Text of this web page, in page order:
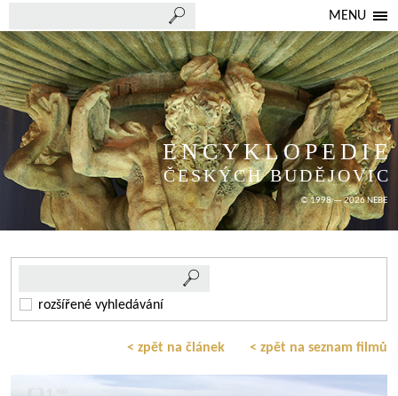
MENU
ENCYKLOPEDIE
ČESKÝCH BUDĚJOVIC
© 1998 — 2026 NEBE
rozšířené vyhledávání
< zpět na článek < zpět na seznam filmů